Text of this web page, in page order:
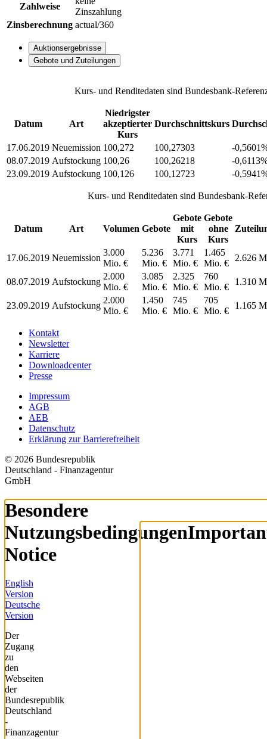
Zahlweise
Zinszahlung
Zinsberechnung actual/360
Auktionsergebnisse
Gebote und Zuteilungen
Kurs- und Renditedaten sind Bundesbank-
Datum Art
Niedrigster
akzeptierter
Kurs
Durchschnittskurs
17.06.2019 Neuemission 100,272 100,27303
-
08.07.2019 Aufstockung 100,26 100,26218
-
23.09.2019 Aufstockung 100,126 100,12723 -
Kurs- und Renditedaten sind Bundesbank-
Datum Art Volumen Gebote
Gebote
mit
Kurs
Gebote
ohne
Kurs
17.06.2019 Neuemission
3.000
Mio. €
5.236
Mio. €
3.771
Mio. €
1.465
Mio. €
2.626
08.07.2019 Aufstockung
2.000
Mio. €
3.085
Mio. €
2.325
Mio. €
760
Mio. €
1.310
23.09.2019 Aufstockung
2.000
Mio. €
1.450
Mio. €
745
Mio. €
705
Mio. €
1.165
Kontakt
Newsletter
Karriere
Downloadcenter
Presse
Impressum
AGB
AEB
Datenschutz
Erklärung zur Barrierefreiheit
© 2026 Bundesrepublik
Deutschland - Finanzagentur
GmbH
Besondere
Nutzungsbedingungen
Notice
English
Version
Deutsche
Version
Der
Zugang
zu
den
Webseiten
der
Bundesrepublik
Deutschland
-
Finanzagentur